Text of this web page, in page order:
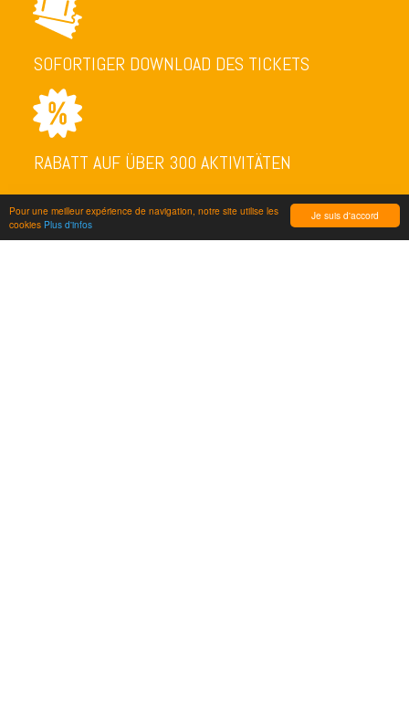
Je suis d'accord
Pour une meilleur expérience de navigation, notre site utilise les
cookies Plus d'infos
SOFORTIGER DOWNLOAD DES TICKETS
RABATT AUF ÜBER 300 AKTIVITÄTEN